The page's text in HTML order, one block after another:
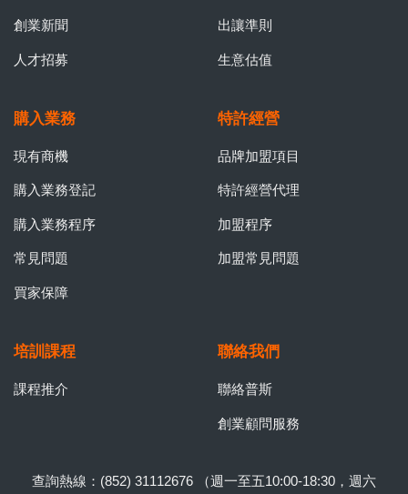
創業新聞
人才招募
出讓準則
生意估值
購入業務
現有商機
購入業務登記
購入業務程序
常見問題
買家保障
特許經營
品牌加盟項目
特許經營代理
加盟程序
加盟常見問題
培訓課程
課程推介
聯絡我們
聯絡普斯
創業顧問服務
查詢熱線：(852) 31112676 （週一至五10:00-18:30，週六